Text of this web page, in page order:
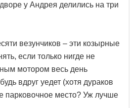
у Андрея делились на три
везунчиков – эти козырные
если только нигде не
мотором весь день
вдруг уедет (хотя дураков
парковочное место? Уж лучше